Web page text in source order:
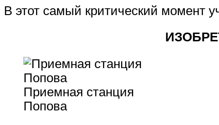
В этот самый критический момент
Приемная станция
Попова